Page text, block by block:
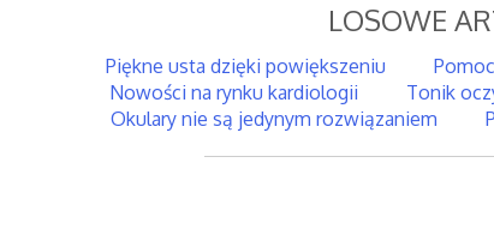
LOSOWE
Piękne usta dzięki powiększeniu
Nowości na rynku kardiologii
Tonik
Okulary nie są jedynym rozwiązaniem